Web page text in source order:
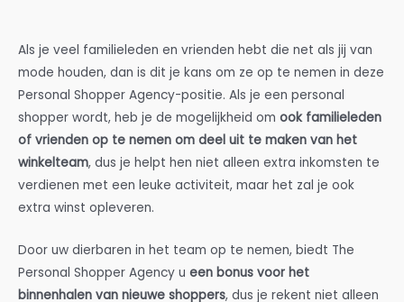
Als je veel familieleden en vrienden hebt die net als jij van
mode houden, dan is dit je kans om ze op te nemen in deze
Personal Shopper Agency-positie. Als je een personal
shopper wordt, heb je de mogelijkheid om ook familieleden
of vrienden op te nemen om deel uit te maken van het
winkelteam, dus je helpt hen niet alleen extra inkomsten te
verdienen met een leuke activiteit, maar het zal je ook
extra winst opleveren.
Door uw dierbaren in het team op te nemen, biedt The
Personal Shopper Agency u een bonus voor het
binnenhalen van nieuwe shoppers, dus je rekent niet alleen